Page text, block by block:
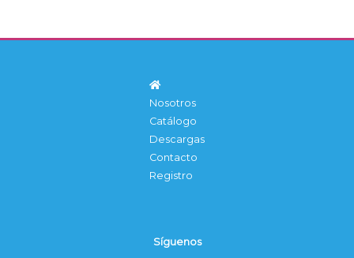
Nosotros
Catálogo
Descargas
Contacto
Registro
Síguenos